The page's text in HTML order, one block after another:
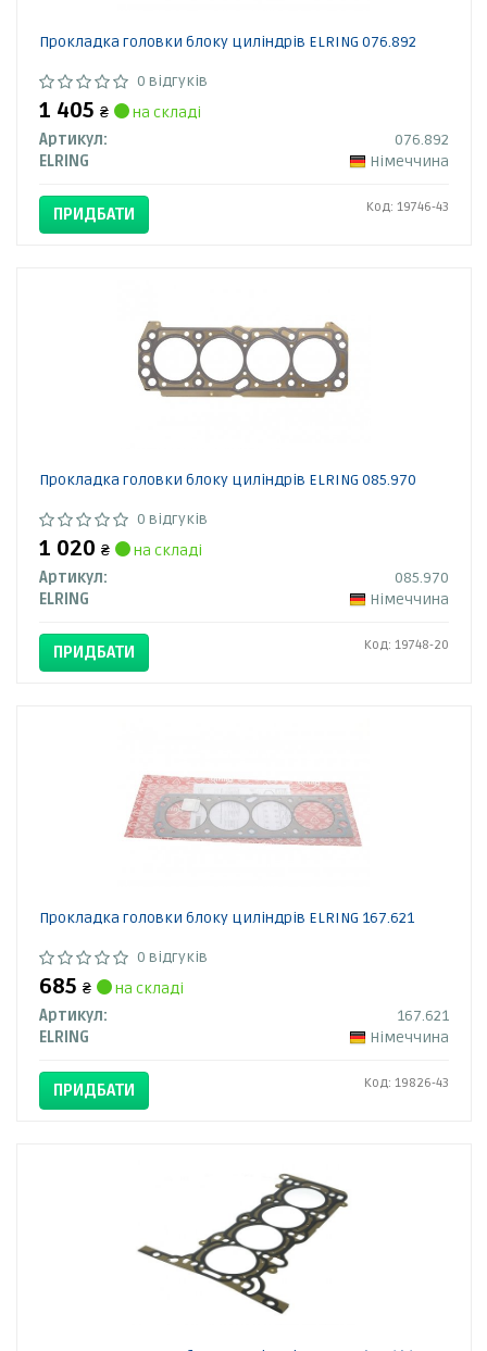
Прокладка головки блоку циліндрів ELRING 076.892
0 відгуків
1 405 ₴
на складі
Артикул:
076.892
ELRING
Німеччина
ПРИДБАТИ Код: 19746-43
Прокладка головки блоку циліндрів ELRING 085.970
0 відгуків
1 020 ₴
на складі
Артикул:
085.970
ELRING
Німеччина
ПРИДБАТИ Код: 19748-20
Прокладка головки блоку циліндрів ELRING 167.621
0 відгуків
685 ₴
на складі
Артикул:
167.621
ELRING
Німеччина
ПРИДБАТИ Код: 19826-43